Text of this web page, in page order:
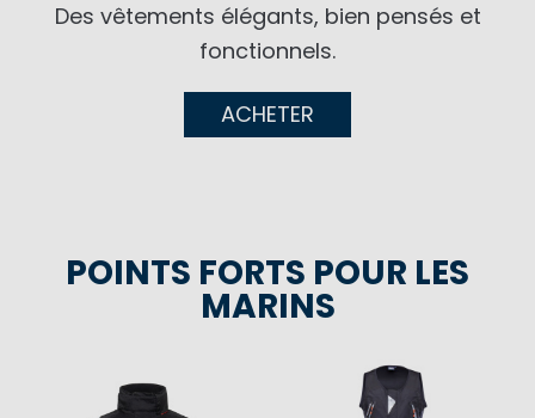
Des vêtements élégants, bien pensés et
fonctionnels.
ACHETER
POINTS FORTS POUR LES
MARINS